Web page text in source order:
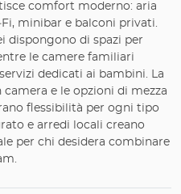
comfort moderno: aria
minibar e balconi privati.
dispongono di spazi per
le camere familiari
dedicati ai bambini. La
e le opzioni di mezza
flessibilità per ogni tipo
e arredi locali creano
per chi desidera combinare